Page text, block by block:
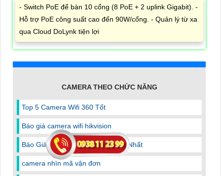
- Switch PoE để bàn 10 cổng (8 PoE + 2 uplink Gigabit). -
Hỗ trợ PoE công suất cao đến 90W/cổng. - Quản lý từ xa
qua Cloud DoLynk tiện lợi
CAMERA THEO CHỨC NĂNG
Top 5 Camera Wifi 360 Tốt
Báo giá camera wifi hikvision
Báo Giá Camera IP Hikvision Mới Nhất
camera nhìn mã vận đơn